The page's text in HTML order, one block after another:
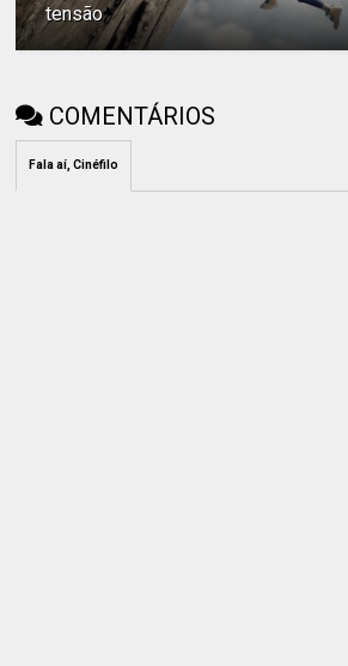
tensão
COMENTÁRIOS
Fala aí, Cinéfilo